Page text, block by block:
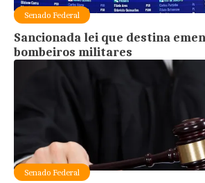
Senado Federal
Sancionada lei que destina
bombeiros militares
Senado Federal